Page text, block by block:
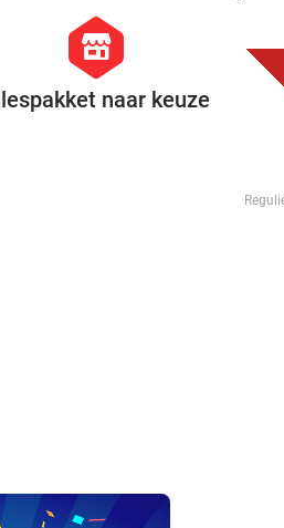
hexagon
store
naar keuze